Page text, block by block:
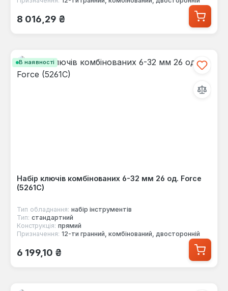
Звичайна ціна:
8 016,29 ₴
В наявності
Набір ключів комбінованих 6-32 мм 26 од. Force
(5261C)
Тип обладнання: набір інструментів
Тип: стандартний
Конструкція: прямий
Призначення: 12-ти гранний, комбінований, двосторонній
Звичайна ціна:
6 199,10 ₴